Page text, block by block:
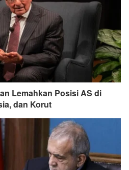
Lemahkan Posisi AS di
dan Korut